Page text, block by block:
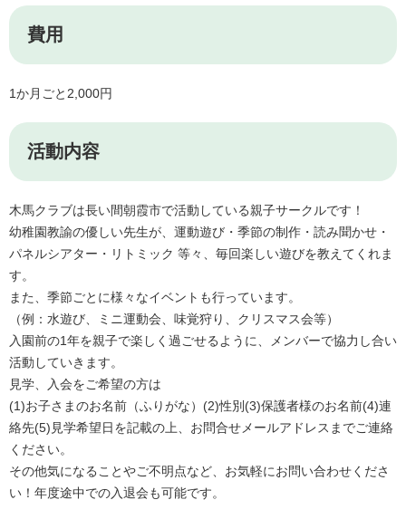
費用
1か月ごと2,000円
活動内容
木馬クラブは長い間朝霞市で活動している親子サークルです！
幼稚園教諭の優しい先生が、運動遊び・季節の制作・読み聞かせ・
パネルシアター・リトミック 等々、毎回楽しい遊びを教えてくれま
す。
また、季節ごとに様々なイベントも行っています。
（例：水遊び、ミニ運動会、味覚狩り、クリスマス会等）
入園前の1年を親子で楽しく過ごせるように、メンバーで協力し合い
活動していきます。
見学、入会をご希望の方は
(1)お子さまのお名前（ふりがな）(2)性別(3)保護者様のお名前(4)連
絡先(5)見学希望日を記載の上、お問合せメールアドレスまでご連絡
ください。
その他気になることやご不明点など、お気軽にお問い合わせくださ
い！年度途中での入退会も可能です。​